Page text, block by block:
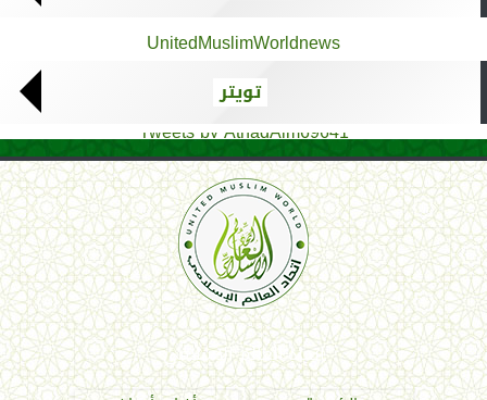
UnitedMuslimWorldnews
تويتر
Tweets by AthadAlm69641
اتحاد العالم الإسلامي